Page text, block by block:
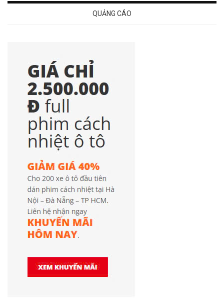
QUẢNG CÁO